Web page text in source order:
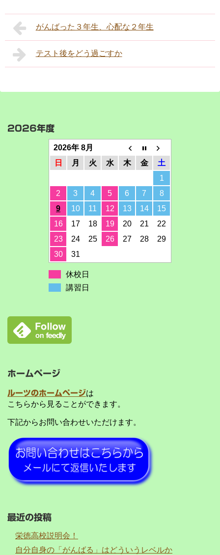
がんばった３年生、心配な２年生
テスト後をどう過ごすか
2026年度
2026年 8月
日
月 火 水 木 金
土
1
2
3 4 5 6 7
8
9
10 11 12 13 14
15
16
17 18 19 20 21
22
23
24 25 26 27 28
29
30
31
休校日
講習日
ホームページ
ルーツのホームページは
こちらから見ることができます。
下記からお問い合わせいただけます。
最近の投稿
栄徳高校説明会！
自分自身の「がんばる」はどういうレベルか